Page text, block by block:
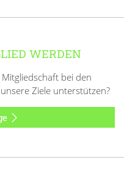
WERDEN
bei den
Ziele unterstützen?